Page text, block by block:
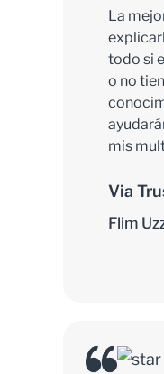
La
todo si
o no
mis
Via
Flim